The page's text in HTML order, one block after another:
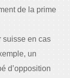
de la prime
suisse en cas
un
d’opposition